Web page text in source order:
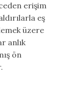
erişim
eş
üzere
anlık
ön